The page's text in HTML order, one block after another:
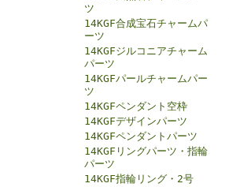
ツ
14KGF合成宝石チャームパ
ーツ
14KGFジルコニアチャーム
パーツ
14KGFパールチャームパー
ツ
14KGFペンダント空枠
14KGFデザインパーツ
14KGFペンダントパーツ
14KGFリングパーツ・指輪
パーツ
14KGF指輪リング・2号